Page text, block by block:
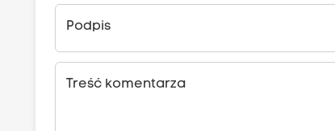
Podpis
Treść komentarza